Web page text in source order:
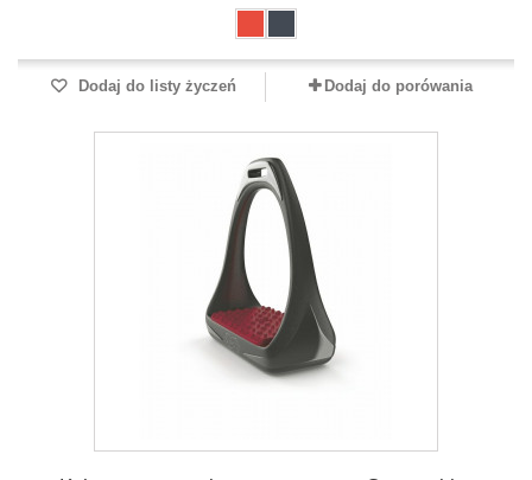
Dodaj do listy życzeń Dodaj do porówania